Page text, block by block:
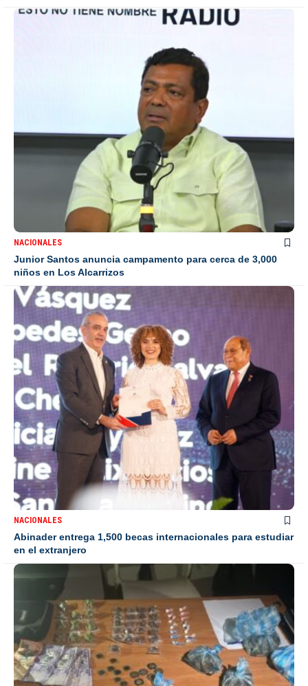
NACIONALES
Junior Santos anuncia campamento para cerca de 3,000
niños en Los Alcarrizos
NACIONALES
Abinader entrega 1,500 becas internacionales para estudiar
en el extranjero